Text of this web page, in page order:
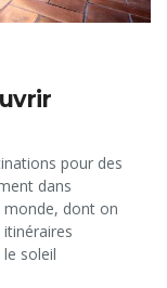
pour des
dans
monde, dont on
soleil